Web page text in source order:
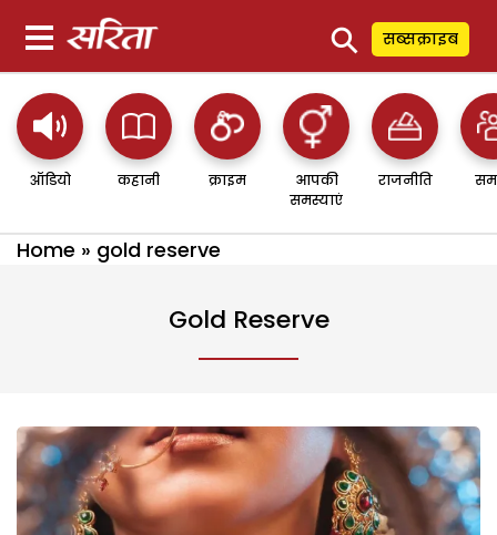
⚲ सब्सक्राइब
ऑडियो कहानी क्राइम
आपकी
समस्याएं
राजनीति
Home » gold reserve
Gold Reserve